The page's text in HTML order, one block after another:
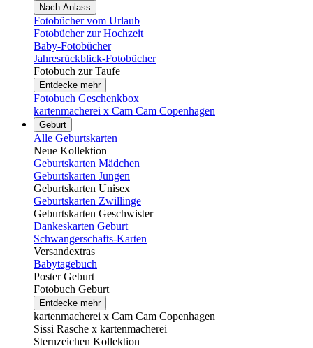
Nach Anlass
Fotobücher vom Urlaub
Fotobücher zur Hochzeit
Baby-Fotobücher
Jahresrückblick-Fotobücher
Fotobuch zur Taufe
Entdecke mehr
Fotobuch Geschenkbox
kartenmacherei x Cam Cam Copenhagen
Geburt
Alle Geburtskarten
Neue Kollektion
Geburtskarten Mädchen
Geburtskarten Jungen
Geburtskarten Unisex
Geburtskarten Zwillinge
Geburtskarten Geschwister
Dankeskarten Geburt
Schwangerschafts-Karten
Versandextras
Babytagebuch
Poster Geburt
Fotobuch Geburt
Entdecke mehr
kartenmacherei x Cam Cam Copenhagen
Sissi Rasche x kartenmacherei
Sternzeichen Kollektion